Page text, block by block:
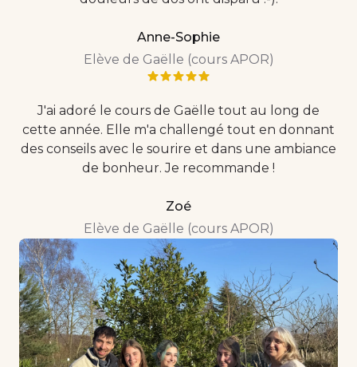
Anne-Sophie
Elève de Gaëlle (cours APOR)
J'ai adoré le cours de Gaëlle tout au long de
cette année. Elle m'a challengé tout en donnant
des conseils avec le sourire et dans une ambiance
de bonheur. Je recommande !
Zoé
Elève de Gaëlle (cours APOR)